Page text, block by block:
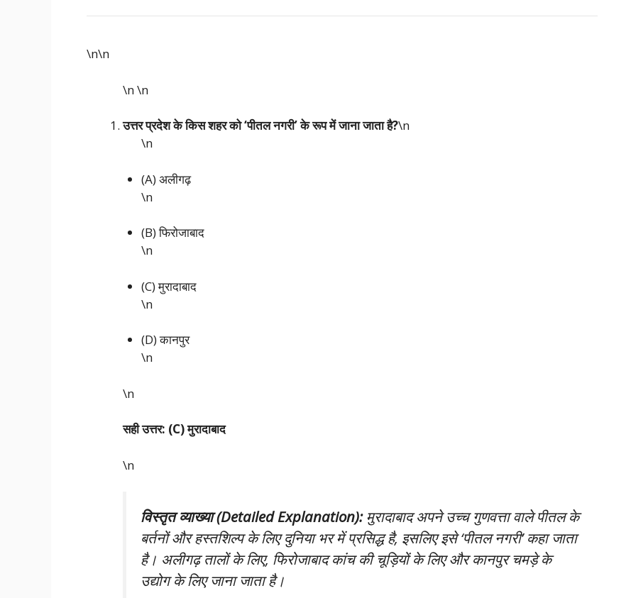
\n\n
\n\n
उत्तर प्रदेश के किस शहर को ‘पीतल नगरी’ के रूप में जाना जाता है?\n
\n
(A) अलीगढ़
\n
(B) फिरोजाबाद
\n
(C) मुरादाबाद
\n
(D) कानपुर
\n
\n
सही उत्तर: (C) मुरादाबाद
\n
विस्तृत व्याख्या (Detailed Explanation):मुरादाबाद अपने उच्च गुणवत्ता वाले पीतल के
बर्तनों और हस्तशिल्प के लिए दुनिया भर में प्रसिद्ध है, इसलिए इसे ‘पीतल नगरी’ कहा जाता
है। अलीगढ़ तालों के लिए, फिरोजाबाद कांच की चूड़ियों के लिए और कानपुर चमड़े के
उद्योग के लिए जाना जाता है।